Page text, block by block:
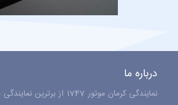
درباره ما
نمایندگی کرمان موتور